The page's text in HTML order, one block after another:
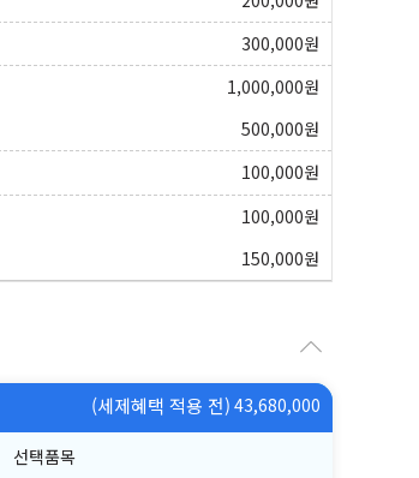
300,000원
1,000,000원
500,000원
100,000원
100,000원
150,000원
(세제혜택 적용 전) 43,680,000